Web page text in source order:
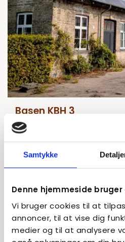
Samtykke
Denne hjemmeside bruger
Vi bruger cookies til at
annoncer, til at vise dig
medier og til at analysere
Basen KBH 3
Basens solistafdeling har
bygning på Carl Nielsens
Læs om hverdag og
Læs mere
HAR DU SPØRGSMÅL TIL